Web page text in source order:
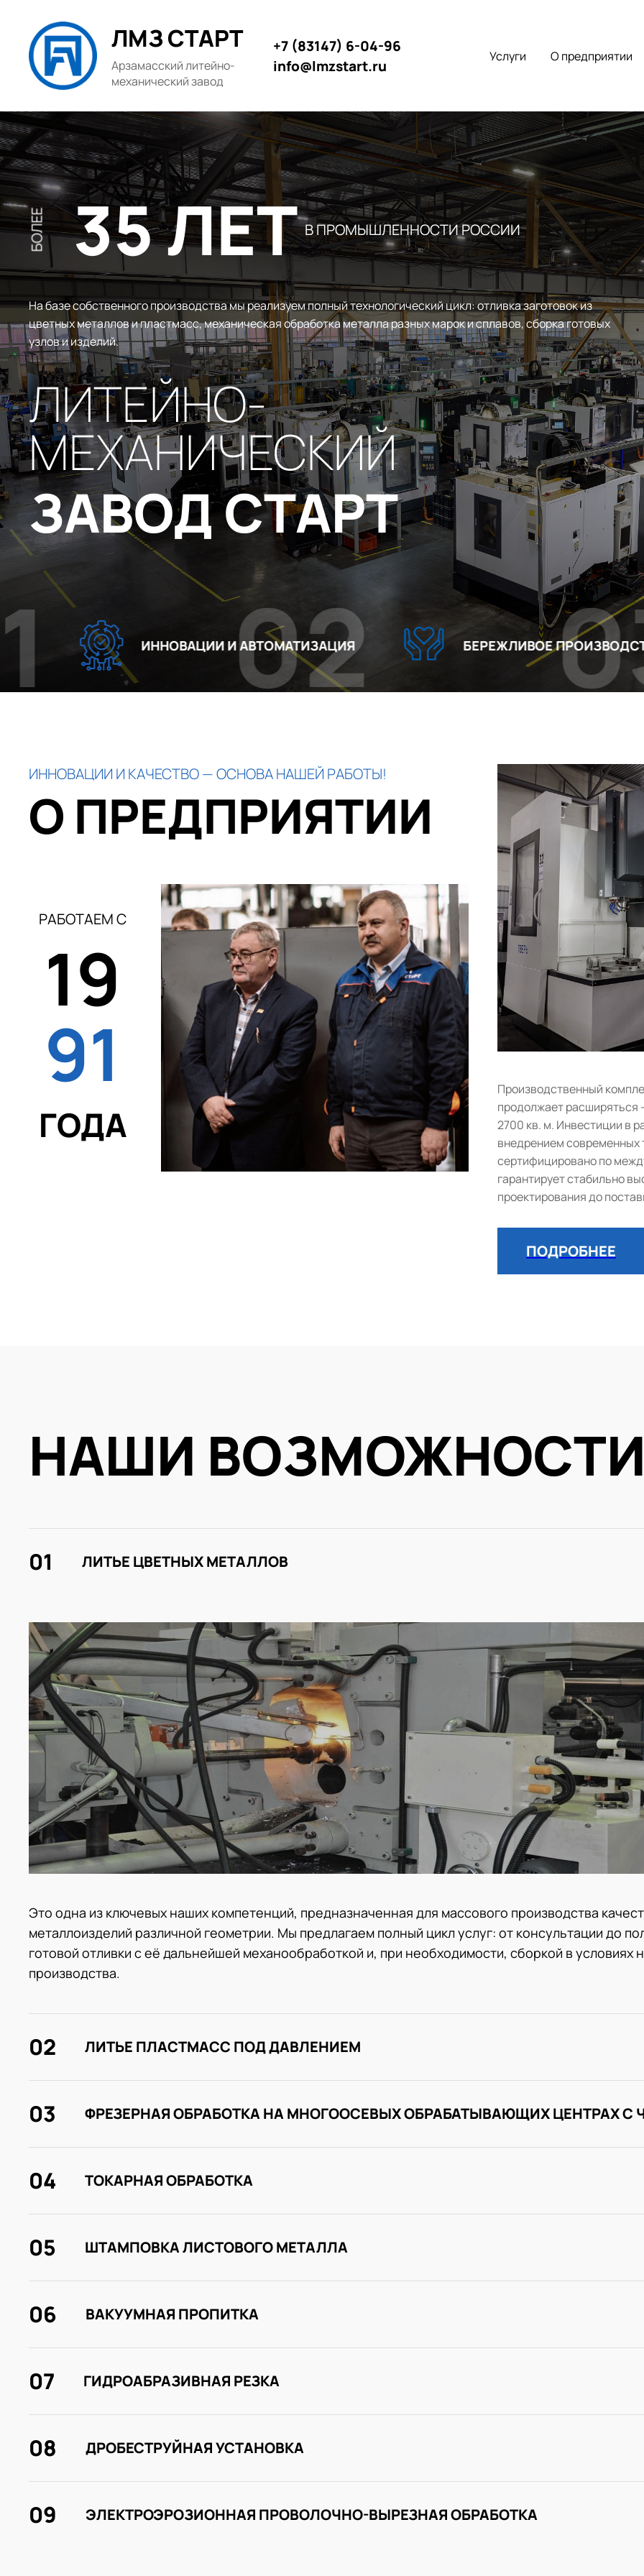
ЛМЗ СТАРТ
Арзамасский литейно-
механический завод
Услуги О предприятии
+7 (83147) 6-04-96
info@lmzstart.ru
БОЛЕЕ 35 ЛЕТ В ПРОМЫШЛЕННОСТИ РОССИИ
На базе собственного производства мы реализуем полный технологический цикл: отливка заготовок из
цветных металлов и пластмасс, механическая обработка металла разных марок и сплавов, сборка готовых
узлов и изделий.
ЛИТЕЙНО-
МЕХАНИЧЕСКИЙ
ЗАВОД СТАРТ
ИННОВАЦИИ И АВТОМАТИЗАЦИЯ
02 БЕРЕЖЛИВОЕ ПРОИЗВОДСТВО
03
ИННОВАЦИИ И КАЧЕСТВО — ОСНОВА НАШЕЙ РАБОТЫ!
О ПРЕДПРИЯТИИ
РАБОТАЕМ С
19
91
ГОДА
Производственный
продолжает расширяться
2700 кв. м. Инвестиции в
внедрением современных
сертифицировано по
гарантирует стабильно
проектирования до
ПОДРОБНЕЕ
НАШИ
ЛИТЬЕ ЦВЕТНЫХ МЕТАЛЛОВ
01
Это одна из ключевых наших компетенций, предназначенная для массового производства
металлоизделий различной геометрии. Мы предлагаем полный цикл услуг: от консультации до
готовой отливки с её дальнейшей механообработкой и, при необходимости, сборкой в условиях
производства.
ЛИТЬЕ ПЛАСТМАСС ПОД ДАВЛЕНИЕМ
02
ФРЕЗЕРНАЯ ОБРАБОТКА НА МНОГООСЕВЫХ ОБРАБАТЫВАЮЩИХ ЦЕНТРАХ С
03
ТОКАРНАЯ ОБРАБОТКА
04
ШТАМПОВКА ЛИСТОВОГО МЕТАЛЛА
05
ВАКУУМНАЯ ПРОПИТКА
06
ГИДРОАБРАЗИВНАЯ РЕЗКА
07
ДРОБЕСТРУЙНАЯ УСТАНОВКА
08
ЭЛЕКТРОЭРОЗИОННАЯ ПРОВОЛОЧНО-ВЫРЕЗНАЯ ОБРАБОТКА
09